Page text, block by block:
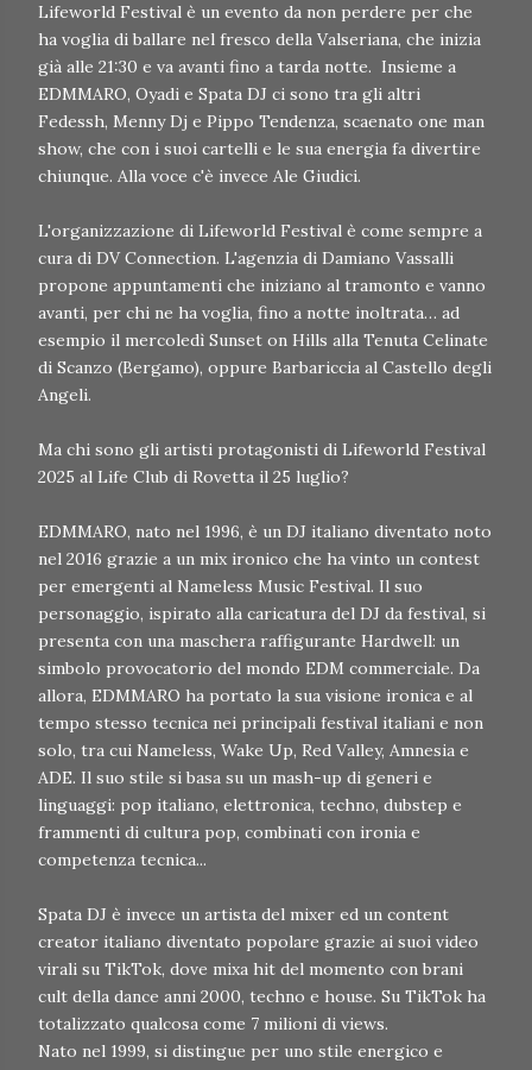
Lifeworld Festival è un evento da non perdere per che
ha voglia di ballare nel fresco della Valseriana, che inizia
già alle 21:30 e va avanti fino a tarda notte. Insieme a
EDMMARO, Oyadi e Spata DJ ci sono tra gli altri
Fedessh, Menny Dj e Pippo Tendenza, scaenato one man
show, che con i suoi cartelli e le sua energia fa divertire
chiunque. Alla voce c'è invece Ale Giudici.
L'organizzazione di Lifeworld Festival è come sempre a
cura di DV Connection. L'agenzia di Damiano Vassalli
propone appuntamenti che iniziano al tramonto e vanno
avanti, per chi ne ha voglia, fino a notte inoltrata… ad
esempio il mercoledì Sunset on Hills alla Tenuta Celinate
di Scanzo (Bergamo), oppure Barbariccia al Castello degli
Angeli.
Ma chi sono gli artisti protagonisti di Lifeworld Festival
2025 al Life Club di Rovetta il 25 luglio?
EDMMARO, nato nel 1996, è un DJ italiano diventato noto
nel 2016 grazie a un mix ironico che ha vinto un contest
per emergenti al Nameless Music Festival. Il suo
personaggio, ispirato alla caricatura del DJ da festival, si
presenta con una maschera raffigurante Hardwell: un
simbolo provocatorio del mondo EDM commerciale. Da
allora, EDMMARO ha portato la sua visione ironica e al
tempo stesso tecnica nei principali festival italiani e non
solo, tra cui Nameless, Wake Up, Red Valley, Amnesia e
ADE. Il suo stile si basa su un mash-up di generi e
linguaggi: pop italiano, elettronica, techno, dubstep e
frammenti di cultura pop, combinati con ironia e
competenza tecnica...
Spata DJ è invece un artista del mixer ed un content
creator italiano diventato popolare grazie ai suoi video
virali su TikTok, dove mixa hit del momento con brani
cult della dance anni 2000, techno e house. Su TikTok ha
totalizzato qualcosa come 7 milioni di views.
Nato nel 1999, si distingue per uno stile energico e